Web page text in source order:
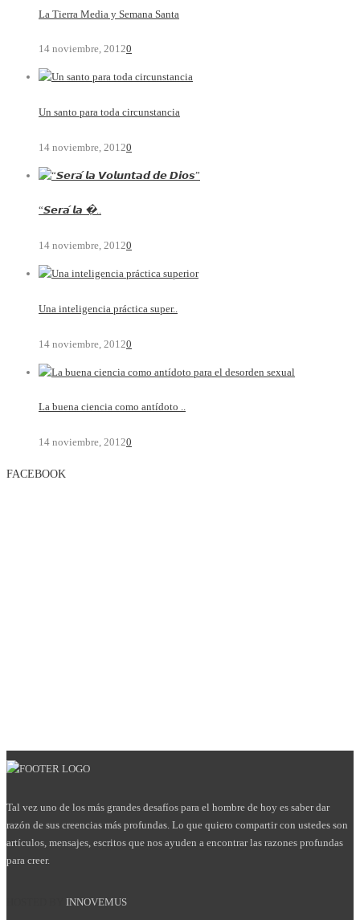
La Tierra Media y Semana Santa
14 noviembre, 20120
Un santo para toda circunstancia
14 noviembre, 20120
“𝙎𝙚𝙧𝙖́ 𝙡𝙖 �..
14 noviembre, 20120
Una inteligencia práctica super..
14 noviembre, 20120
La buena ciencia como antídoto ..
14 noviembre, 20120
FACEBOOK
Tal vez uno de los más grandes desafíos para el hombre de hoy es saber dar
razón de sus creencias más profundas. Lo que quiero compartir con ustedes son
artículos, mensajes, escritos que nos ayuden a encontrar las razones profundas
para creer.
INNOVEMUS